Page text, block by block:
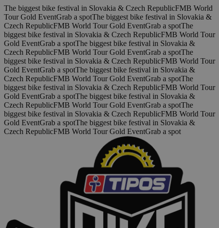
Skočiť na hlavný obsah
The biggest bike festival in Slovakia & Czech RepublicFMB World
Tour Gold EventGrab a spotThe biggest bike festival in Slovakia &
Czech RepublicFMB World Tour Gold EventGrab a spotThe
biggest bike festival in Slovakia & Czech RepublicFMB World Tour
Gold EventGrab a spotThe biggest bike festival in Slovakia &
Czech RepublicFMB World Tour Gold EventGrab a spotThe
biggest bike festival in Slovakia & Czech RepublicFMB World Tour
Gold EventGrab a spotThe biggest bike festival in Slovakia &
Czech RepublicFMB World Tour Gold EventGrab a spotThe
biggest bike festival in Slovakia & Czech RepublicFMB World Tour
Gold EventGrab a spotThe biggest bike festival in Slovakia &
Czech RepublicFMB World Tour Gold EventGrab a spotThe
biggest bike festival in Slovakia & Czech RepublicFMB World Tour
Gold EventGrab a spotThe biggest bike festival in Slovakia &
Czech RepublicFMB World Tour Gold EventGrab a spot